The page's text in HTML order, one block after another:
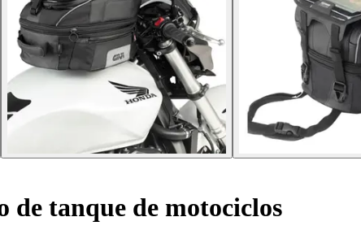
de tanque de motociclos